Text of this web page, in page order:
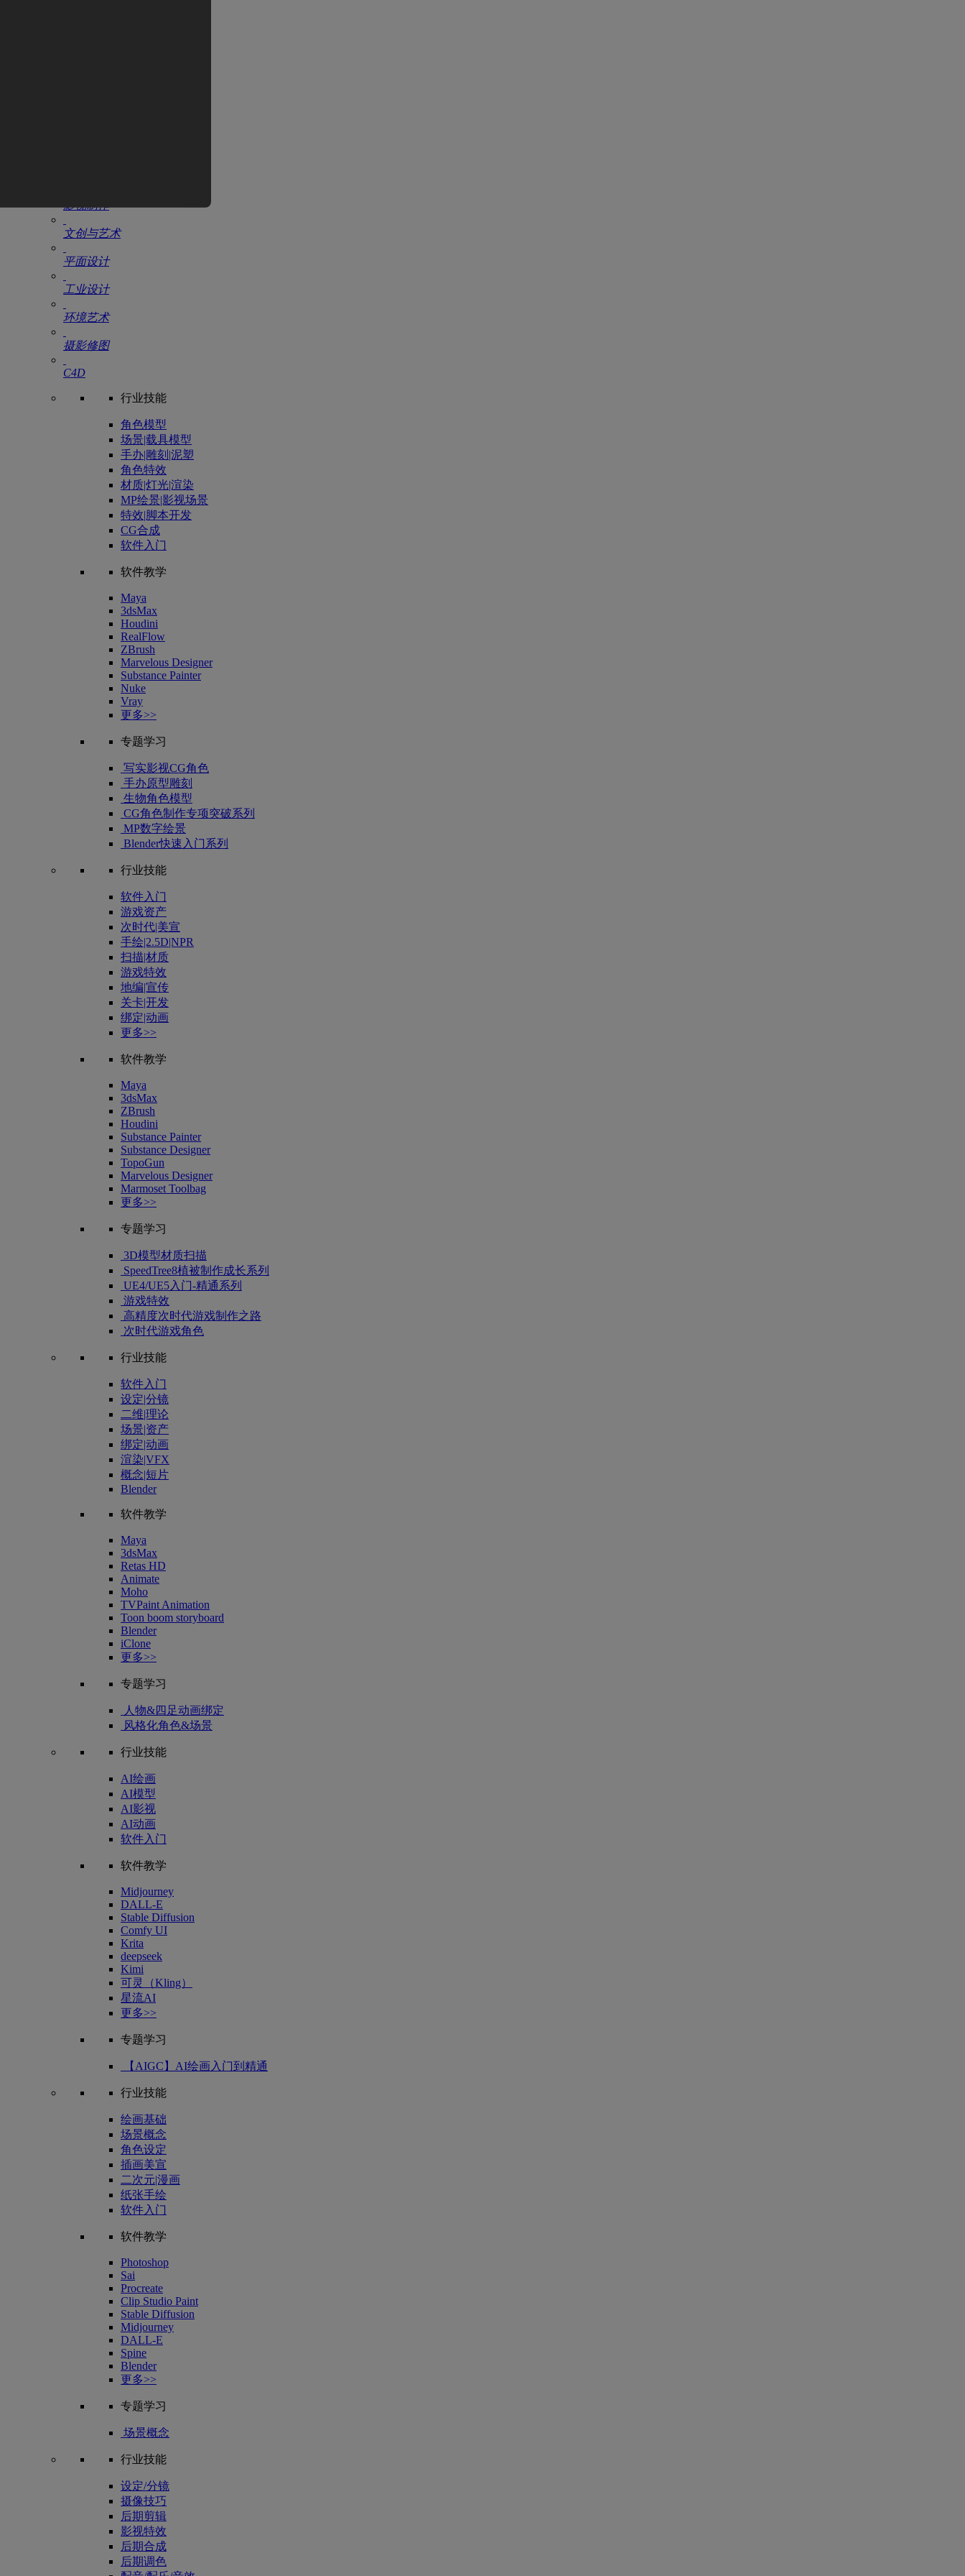
影视制作
文创与艺术
平面设计
工业设计
环境艺术
摄影修图
C4D
行业技能
角色模型
场景|载具模型
手办|雕刻|泥塑
角色特效
材质|灯光|渲染
MP绘景|影视场景
特效|脚本开发
CG合成
软件入门
软件教学
Maya
3dsMax
Houdini
RealFlow
ZBrush
Marvelous Designer
Substance Painter
Nuke
Vray
更多>>
专题学习
写实影视CG角色
手办原型雕刻
生物角色模型
CG角色制作专项突破系列
MP数字绘景
Blender快速入门系列
行业技能
软件入门
游戏资产
次时代|美宣
手绘|2.5D|NPR
扫描|材质
游戏特效
地编|宣传
关卡|开发
绑定|动画
更多>>
软件教学
Maya
3dsMax
ZBrush
Houdini
Substance Painter
Substance Designer
TopoGun
Marvelous Designer
Marmoset Toolbag
更多>>
专题学习
3D模型材质扫描
SpeedTree8植被制作成长系列
UE4/UE5入门-精通系列
游戏特效
高精度次时代游戏制作之路
次时代游戏角色
行业技能
软件入门
设定|分镜
二维|理论
场景|资产
绑定|动画
渲染|VFX
概念|短片
Blender
软件教学
Maya
3dsMax
Retas HD
Animate
Moho
TVPaint Animation
Toon boom storyboard
Blender
iClone
更多>>
专题学习
人物&四足动画绑定
风格化角色&场景
行业技能
AI绘画
AI模型
AI影视
AI动画
软件入门
软件教学
Midjourney
DALL-E
Stable Diffusion
Comfy UI
Krita
deepseek
Kimi
可灵（Kling）
星流AI
更多>>
专题学习
【AIGC】AI绘画入门到精通
行业技能
绘画基础
场景概念
角色设定
插画美宣
二次元|漫画
纸张手绘
软件入门
软件教学
Photoshop
Sai
Procreate
Clip Studio Paint
Stable Diffusion
Midjourney
DALL-E
Spine
Blender
更多>>
专题学习
场景概念
行业技能
设定/分镜
摄像技巧
后期剪辑
影视特效
后期合成
后期调色